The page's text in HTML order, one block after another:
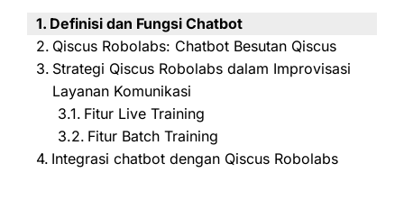
Definisi dan Fungsi Chatbot
Qiscus Robolabs: Chatbot Besutan Qiscus
Strategi Qiscus Robolabs dalam Improvisasi
Layanan Komunikasi
Fitur Live Training
Fitur Batch Training
Integrasi chatbot dengan Qiscus Robolabs